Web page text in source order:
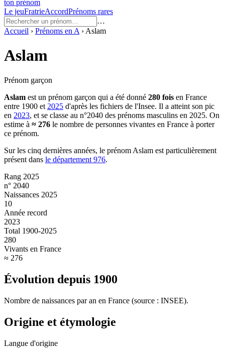
ton prénom
Le jeuFratrieAccordPrénoms rares
…
Accueil › Prénoms en A › Aslam
Aslam
Prénom garçon
Aslam est un prénom garçon qui a été donné 280 fois en France
entre 1900 et 2025 d'après les fichiers de l'Insee. Il a atteint son pic
en 2023, et se classe au n°2040 des prénoms masculins en 2025. On
estime à ≈ 276 le nombre de personnes vivantes en France à porter
ce prénom.
Sur les cinq dernières années, le prénom Aslam est particulièrement
présent dans le département 976.
Rang 2025
n° 2040
Naissances 2025
10
Année record
2023
Total 1900-2025
280
Vivants en France
≈ 276
Évolution depuis 1900
Nombre de naissances par an en France (source : INSEE).
Origine et étymologie
Langue d'origine